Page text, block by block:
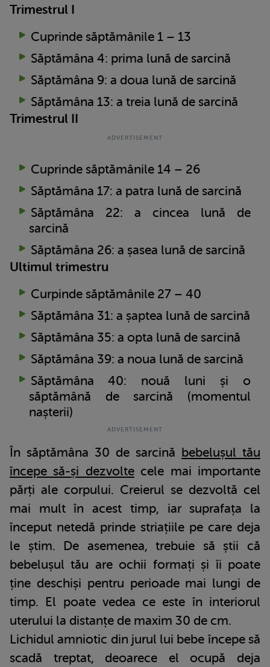
Trimestrul I
Cuprinde săptămânile 1 – 13
Săptămâna 4: prima lună de sarcină
Săptămâna 9: a doua lună de sarcină
Săptămâna 13: a treia lună de sarcină
Trimestrul II
Cuprinde săptămânile 14 – 26
Săptămâna 17: a patra lună de sarcină
Săptămâna 22: a cincea lună de
sarcină
Săptămâna 26: a șasea lună de sarcină
Ultimul trimestru
Curpinde săptămânile 27 – 40
Săptămâna 31: a șaptea lună de sarcină
Săptămâna 35: a opta lună de sarcină
Săptămâna 39: a noua lună de sarcină
Săptămâna 40: nouă luni și o
săptămână de sarcină (momentul
nașterii)
În săptămâna 30 de sarcină bebelușul tău
începe să-și dezvoltecele mai importante
părți ale corpului. Creierul se dezvoltă cel
mai mult în acest timp, iar suprafața la
început netedă prinde striațiile pe care deja
le știm. De asemenea, trebuie să știi că
bebelușul tău are ochii formați și îi poate
ține deschiși pentru perioade mai lungi de
timp. El poate vedea ce este în interiorul
uterului la distanțe de maxim 30 de cm.
Lichidul amniotic din jurul lui bebe începe să
scadă treptat, deoarece el ocupă deja